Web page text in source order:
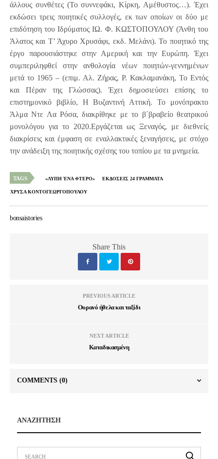
άλλους συνθέτες (Το συννεφάκι, Κίρκη, Αμέθυστος…). Έχει
εκδώσει τρεις ποιητικές συλλογές, εκ των οποίων οι δύο με
επιδότηση του Ιδρύματος ΙΩ. Φ. ΚΩΣΤΟΠΟΥΛΟΥ (Άνθη του
Άλατος και Τ’ Άχυρο Χρυσάφι, εκδ. Μελάνι). Το ποιητικό της
έργο παρουσιάστηκε στην Αμερική και την Ευρώπη. Έχει
συμπεριληφθεί στην ανθολογία νέων ποιητών-γεννημένων
μετά το 1965 – (επιμ. Αλ. Ζήρας, Ρ. Κακλαμανάκη, Το Εντός
και Πέραν της Γλώσσας). Έχει δημοσιεύσει επίσης το
επιστημονικό βιβλίο, Η Βυζαντινή Αττική. Το μονόπρακτο
Άλμα Ντε Λα Ρόσα, διακρίθηκε με το β΄βραβείο θεατρικού
μονολόγου για το 2020.Εργάζεται ως Ξεναγός, με διεθνείς
διακρίσεις και έμφαση σε εναλλακτικές ξεναγήσεις, με στόχο
την ανάδειξη της ποιητικής σχέσης του τοπίου με τα μνημεία.
TAGS «ΛΥΠΗ ΈΝΑ ΦΤΕΡΟ» ΕΚΔΟΣΕΙΣ 24 ΓΡΑΜΜΑΤΑ
ΧΡΥΣΑ ΚΟΝΤΟΓΕΩΡΓΟΠΟΥΛΟΥ
bonsaistories
Share This
PREVIOUS ARTICLE
Ουρανό ήθελα και ταξίδι
NEXT ARTICLE
Καταδικασμένη
COMMENTS (0)
ΑΝΑΖΗΤΗΣΗ